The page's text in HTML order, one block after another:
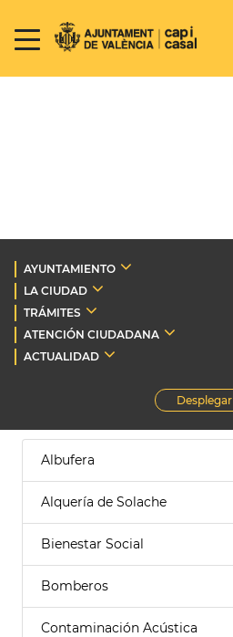
AYUNTAMIENTO
LA CIUDAD
TRÁMITES
ATENCIÓN CIUDADANA
ACTUALIDAD
Desplegar
Albufera
Alquería de Solache
Bienestar Social
Bomberos
Contaminación Acústica